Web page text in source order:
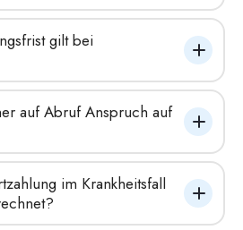
gilt bei
auf Abruf Anspruch auf
im Krankheitsfall